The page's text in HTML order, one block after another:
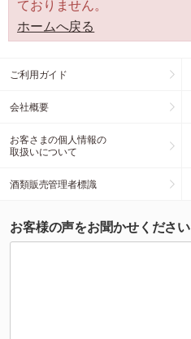
ておりません。
ホームへ戻る
ご利用ガイド
会社概要
お客さまの個人情報の
取扱いについて
酒類販売管理者標識
お客様の声をお聞かせください